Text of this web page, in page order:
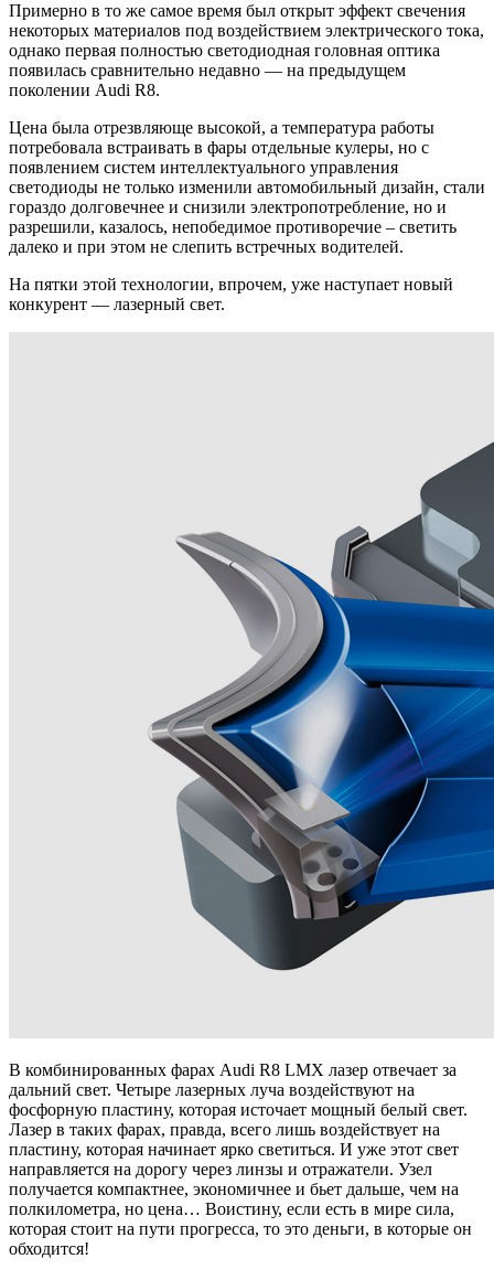
Примерно в то же самое время был открыт эффект свечения
некоторых материалов под воздействием электрического тока,
однако первая полностью светодиодная головная оптика
появилась сравнительно недавно — на предыдущем
поколении Audi R8.
Цена была отрезвляюще высокой, а температура работы
потребовала встраивать в фары отдельные кулеры, но с
появлением систем интеллектуального управления
светодиоды не только изменили автомобильный дизайн, стали
гораздо долговечнее и снизили электропотребление, но и
разрешили, казалось, непобедимое противоречие – светить
далеко и при этом не слепить встречных водителей.
На пятки этой технологии, впрочем, уже наступает новый
конкурент — лазерный свет.
В комбинированных фарах Audi R8 LMX лазер отвечает за
дальний свет. Четыре лазерных луча воздействуют на
фосфорную пластину, которая источает мощный белый свет.
Лазер в таких фарах, правда, всего лишь воздействует на
пластину, которая начинает ярко светиться. И уже этот свет
направляется на дорогу через линзы и отражатели. Узел
получается компактнее, экономичнее и бьет дальше, чем на
полкилометра, но цена… Воистину, если есть в мире сила,
которая стоит на пути прогресса, то это деньги, в которые он
обходится!